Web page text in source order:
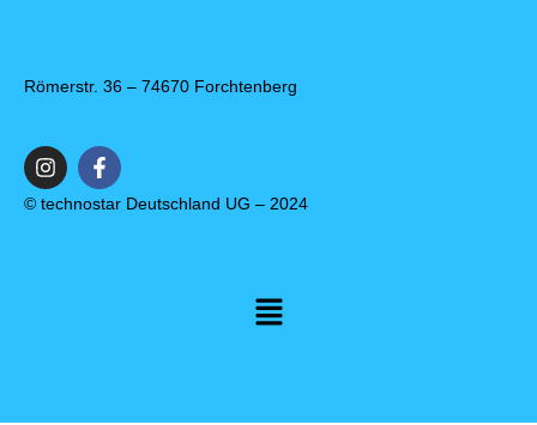
Römerstr. 36 – 74670 Forchtenberg
© technostar Deutschland UG – 2024